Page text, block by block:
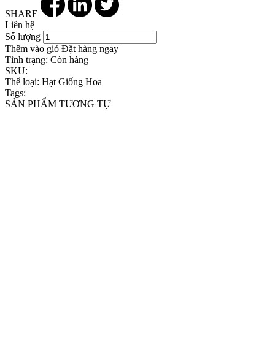
SHARE
Liên hệ
Số lượng
Thêm vào giỏ Đặt hàng ngay
Tình trạng: Còn hàng
SKU:
Thể loại: Hạt Giống Hoa
Tags:
SẢN PHẨM TƯƠNG TỰ